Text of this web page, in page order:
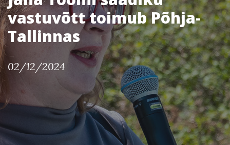
vastuvõtt toimub Põhja-
Tallinnas
02/12/2024